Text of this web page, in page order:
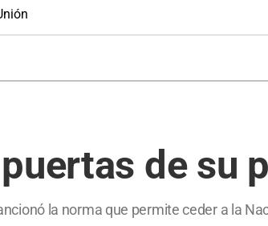
de su
la norma que permite ceder a la